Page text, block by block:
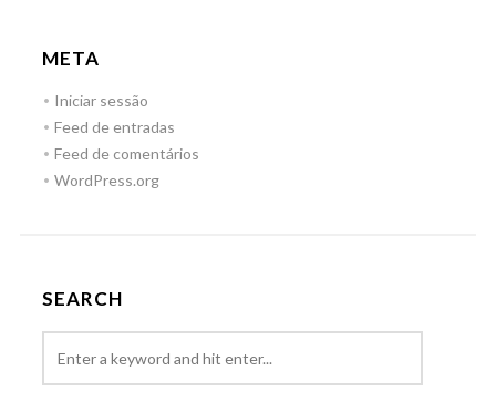
META
Iniciar sessão
Feed de entradas
Feed de comentários
WordPress.org
SEARCH